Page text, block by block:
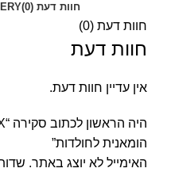
חוות דעת (0)
חוות דעת (0)
חוות דעת
אין עדיין חוות דעת.
הומאנית לחולדות”
האימייל לא יוצג באתר.